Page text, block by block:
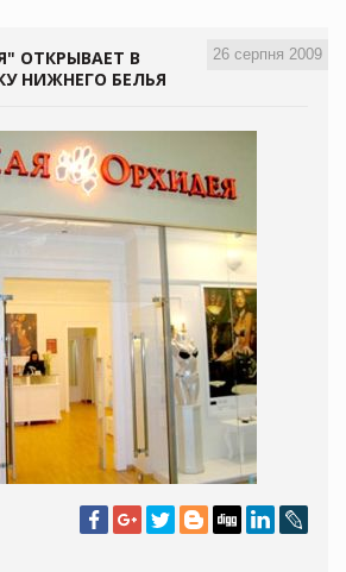
26 серпня 2009
ОТКРЫВАЕТ В
НИЖНЕГО БЕЛЬЯ